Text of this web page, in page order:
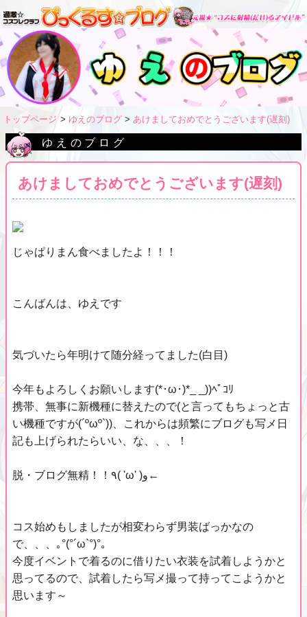
トップページ ゆえのブログ あけましておめでとうございます(遅刻)
ゆえのブログ
あけましておめでとうございます(遅刻)
じゃぱりまん食べましたよ！！！
こんばんは、ゆえです
気づいたら年明けて随分経ってました(白目)
今年もよろしくお願いします(*･ω･)*_ _))ﾍﾟｺﾘ
携帯、無事に新機種に替えたので(と言ってもちょっと古
い機種ですが(´ºωº`))、これからは頻繁にブログも写メ日
記も上げられたらいい、な、、、！
脱・ブログ無精！！٩( 'ω' )و←
コス始めもしましたが相変わらず男装ばっかなの
で、、、｡°(°´ω`°)°｡
今度イベントで着るのに借りたい衣装を試着しようかと
思ってるので、試着したら写メ撮って持ってこようかと
思います～